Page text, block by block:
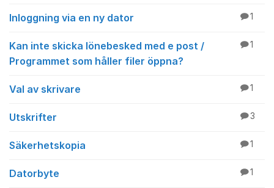
Inloggning via en ny dator 1
Kan inte skicka lönebesked med e post /
Programmet som håller filer öppna?
1
Val av skrivare 1
Utskrifter 3
Säkerhetskopia 1
Datorbyte 1